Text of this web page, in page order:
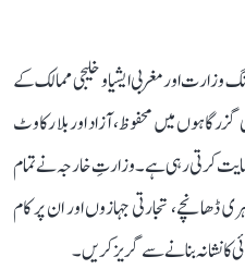
اور مغربی ایشیا و خلیجی ممالک کے
میں محفوظ، آزاد اور بلا رکاوٹ
کرتی رہی ہے۔ وزارتِ خارجہ نے تمام
ڈھانچے، تجارتی جہازوں اور ان پر کام
کا نشانہ بنانے سے گریز کریں۔